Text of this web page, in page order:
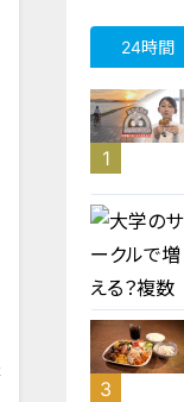
24時間
1
3